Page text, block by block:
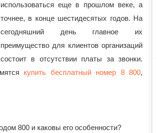
использоваться еще в прошлом веке, а
точнее, в конце шестидесятых годов. На
сегодняшний день главное их
преимущество для клиентов организаций
состоит в отсутствии платы за звонки.
купить бесплатный номер 8 800,
800 и каковы его особенности?